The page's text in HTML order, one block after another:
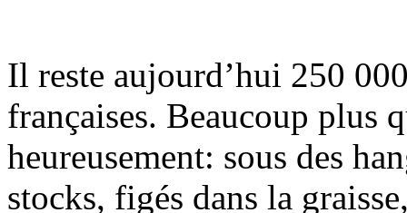
Il reste aujourd’hui 250
françaises. Beaucoup plus
heureusement: sous des
stocks, figés dans la